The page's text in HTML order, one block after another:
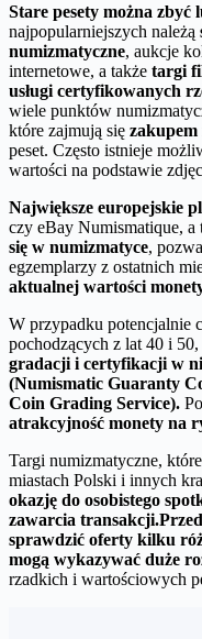
Stare pesety można zbyć
najpopularniejszych należą
numizmatyczne, aukcje
internetowe, a także targi
usługi certyfikowanych
wiele punktów
które zajmują się zakupem
peset. Często istnieje
wartości na podstawie
Największe europejskie
czy eBay Numismatique, a
się w numizmatyce,
egzemplarzy z ostatnich
aktualnej wartości
W przypadku potencjalnie
pochodzących z lat 40 i 50,
gradacji i certyfikacji w
(Numismatic Guaranty
Coin Grading Service).
atrakcyjność monety na
Targi numizmatyczne,
miastach Polski i innych
okazję do osobistego
zawarcia transakcji.
sprawdzić oferty kilku
mogą wykazywać duże
rzadkich i wartościowych